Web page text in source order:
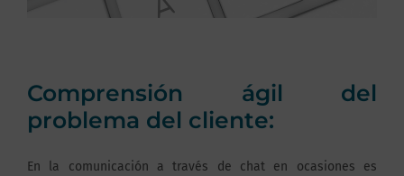
Comprensión ágil del
problema del cliente:
En la comunicación a través de chat en ocasiones es